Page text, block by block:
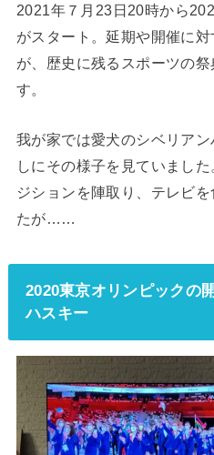
2021年７月23日20時から
がスタート。延期や開催に
が、歴史に残るスポーツの
す。
我が家では愛犬のシベリア
しにその様子を見ていまし
ジションを陣取り、テレビ
たが……
2020東京オリンピックの
ハスキー